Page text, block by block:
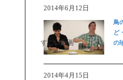
2014年6月12日
すごい動画
鳥
ど
の
2014年4月15日